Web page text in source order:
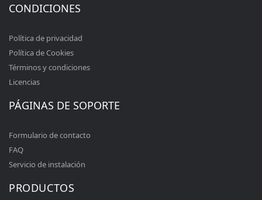
CONDICIONES
Política de privacidad
Política de Cookies
Términos y condiciones
Licencias
PÁGINAS DE SOPORTE
Formulario de contacto
FAQ
Servicio de instalación
PRODUCTOS